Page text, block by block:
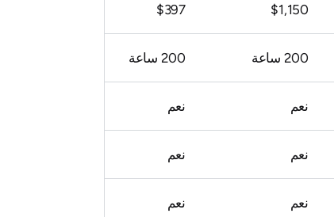
$1,150
$397
200 ساعة 200 ساعة
نعم نعم
نعم نعم
نعم نعم